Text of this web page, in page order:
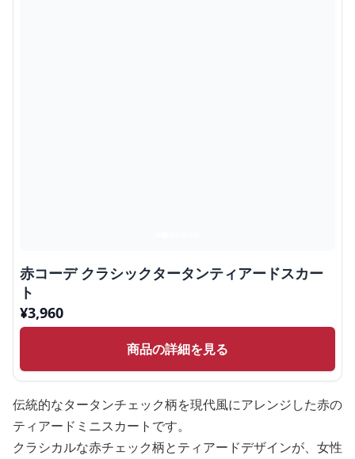
赤コーデ クラシックタータンティアードスカー
ト
¥3,960
商品の詳細を見る
伝統的なタータンチェック柄を現代風にアレンジした赤の
ティアードミニスカートです。
クラシカルな赤チェック柄とティアードデザインが、女性